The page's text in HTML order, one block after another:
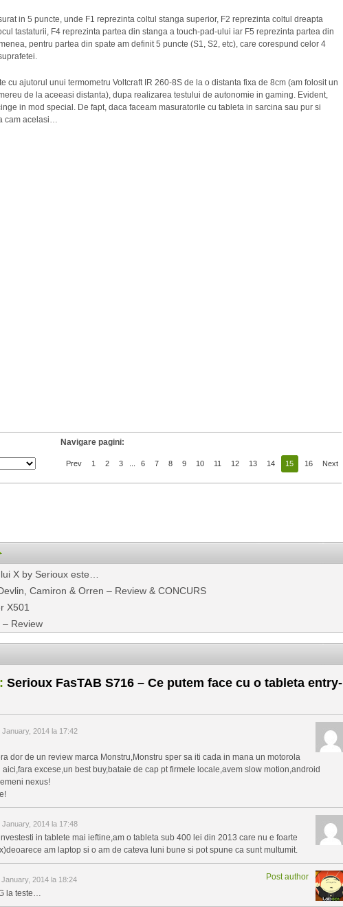
in 5 puncte, unde F1 reprezinta coltul stanga superior, F2 reprezinta coltul dreapta
tastaturii, F4 reprezinta partea din stanga a touch-pad-ului iar F5 reprezinta partea din
pentru partea din spate am definit 5 puncte (S1, S2, etc), care corespund celor 4
cu ajutorul unui termometru Voltcraft IR 260-8S de la o distanta fixa de 8cm (am folosit un
de la aceeasi distanta), dupa realizarea testului de autonomie in gaming. Evident,
in mod special. De fapt, daca faceam masuratorile cu tableta in sarcina sau pur si
cam acelasi…
Navigare pagini:
Prev 1 2 3 6 7 8 9 10 11 12 13 14 15 16 Next
X by Serioux este…
Camiron & Orren – Review & CONCURS
X501
– Review
Serioux FasTAB S716 – Ce putem face cu o tableta entry-
January, 2014 la 17:42
dor de un review marca Monstru,Monstru sper sa iti cada in mana un motorola
excese,un best buy,bataie de cap pt firmele locale,avem slow motion,android
nexus!
January, 2014 la 17:48
in tablete mai ieftine,am o tableta sub 400 lei din 2013 care nu e foarte
am laptop si o am de cateva luni bune si pot spune ca sunt multumit.
Post author
January, 2014 la 18:24
la teste…